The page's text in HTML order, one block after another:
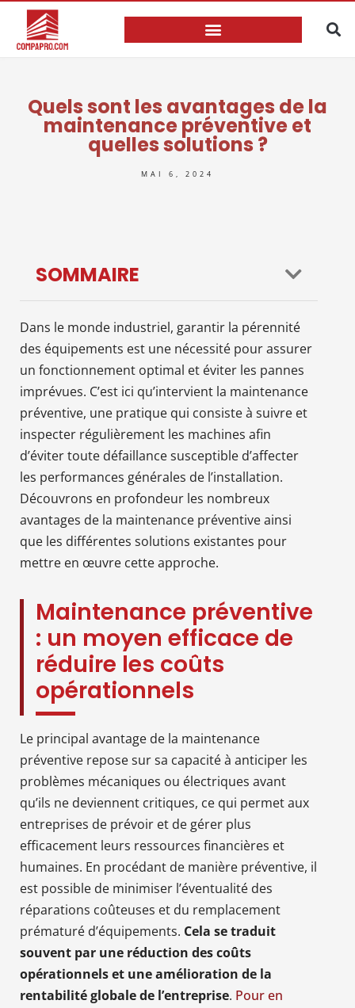
Quels sont les avantages de la
maintenance préventive et
quelles solutions ?
MAI 6, 2024
SOMMAIRE
Dans le monde industriel, garantir la pérennité
des équipements est une nécessité pour assurer
un fonctionnement optimal et éviter les pannes
imprévues. C’est ici qu’intervient la maintenance
préventive, une pratique qui consiste à suivre et
inspecter régulièrement les machines afin
d’éviter toute défaillance susceptible d’affecter
les performances générales de l’installation.
Découvrons en profondeur les nombreux
avantages de la maintenance préventive ainsi
que les différentes solutions existantes pour
mettre en œuvre cette approche.
Maintenance préventive
: un moyen efficace de
réduire les coûts
opérationnels
Le principal avantage de la maintenance
préventive repose sur sa capacité à anticiper les
problèmes mécaniques ou électriques avant
qu’ils ne deviennent critiques, ce qui permet aux
entreprises de prévoir et de gérer plus
efficacement leurs ressources financières et
humaines. En procédant de manière préventive, il
est possible de minimiser l’éventualité des
réparations coûteuses et du remplacement
prématuré d’équipements. Cela se traduit
souvent par une réduction des coûts
opérationnels et une amélioration de la
rentabilité globale de l’entreprise. Pour en